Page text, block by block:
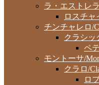
ラ・エストレ
ロスチャ
チンチャレロ/
クラシッ
ペ
モントーサ/
クラロ/
ロ